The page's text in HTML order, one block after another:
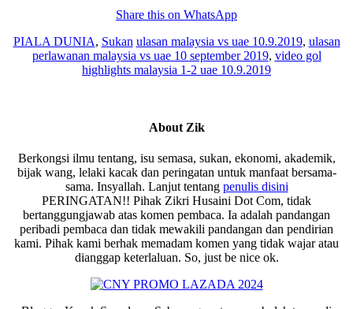
Share this on WhatsApp
PIALA DUNIA, Sukan ulasan malaysia vs uae 10.9.2019, ulasan
perlawanan malaysia vs uae 10 september 2019, video gol
highlights malaysia 1-2 uae 10.9.2019
About Zik
Berkongsi ilmu tentang, isu semasa, sukan, ekonomi, akademik,
bijak wang, lelaki kacak dan peringatan untuk manfaat bersama-
sama. Insyallah. Lanjut tentang penulis disini
PERINGATAN!! Pihak Zikri Husaini Dot Com, tidak
bertanggungjawab atas komen pembaca. Ia adalah pandangan
peribadi pembaca dan tidak mewakili pandangan dan pendirian
kami. Pihak kami berhak memadam komen yang tidak wajar atau
dianggap keterlaluan. So, just be nice ok.